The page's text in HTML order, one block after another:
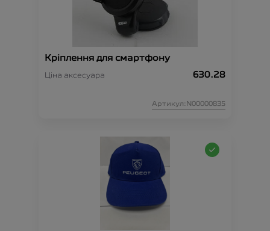
Кріплення для смартфону
Ціна аксесуара 630.28
Артикул:N00000835